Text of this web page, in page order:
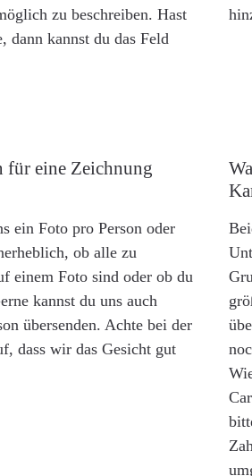
zu beschreiben. Hast
dann kannst du das Feld
für eine Zeichnung
ein Foto pro Person oder
ob alle zu
einem Foto sind oder ob du
kannst du uns auch
übersenden. Achte bei der
dass wir das Gesicht gut